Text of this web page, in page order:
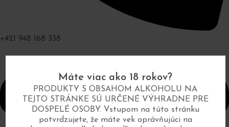
Máte viac ako 18 rokov?
PRODUKTY S OBSAHOM ALKOHOLU NA
TEJTO STRÁNKE SÚ URČENÉ VÝHRADNE PRE
DOSPELÉ OSOBY. Vstupom na túto stránku
potvrdzujete, že máte vek oprávňujúci na
+421 948 168 338